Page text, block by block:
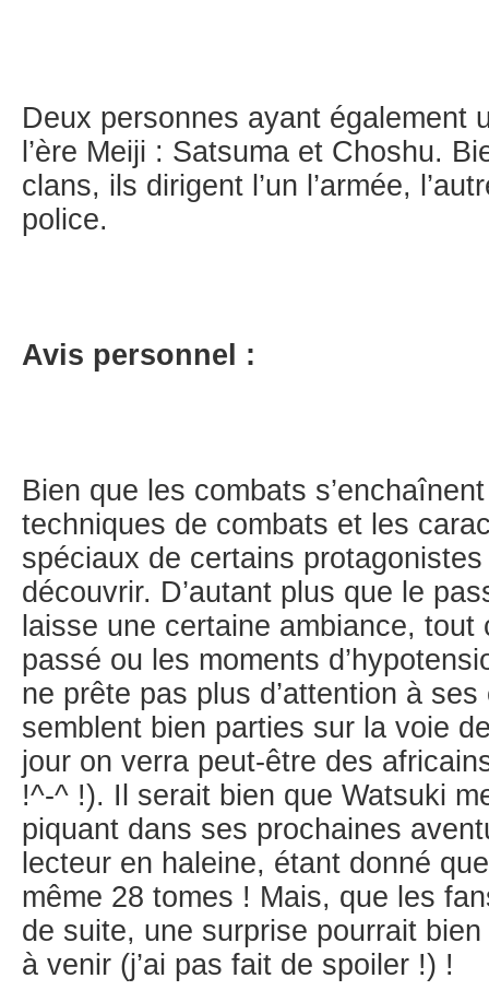
Deux personnes ayant également
l’ère Meiji : Satsuma et Choshu.
clans, ils dirigent l’un l’armée,
police.
Avis personnel :
Bien que les combats
techniques de combats et les
spéciaux de certains
découvrir. D’autant plus que le
laisse une certaine ambiance,
passé ou les moments
ne prête pas plus d’attention à
semblent bien parties sur la voie
jour on verra peut-être des
!^-^ !). Il serait bien que Watsuki
piquant dans ses prochaines
lecteur en haleine, étant donné
même 28 tomes ! Mais, que les
de suite, une surprise pourrait
à venir (j’ai pas fait de spoiler !) !